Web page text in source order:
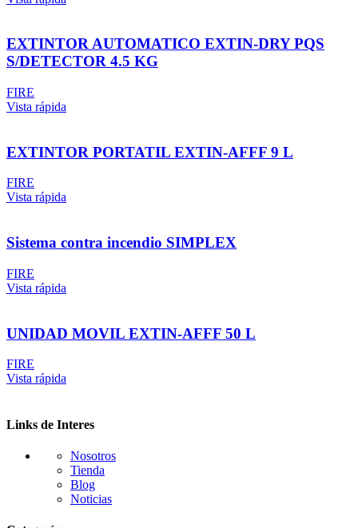
EXTINTOR AUTOMATICO EXTIN-DRY PQS
S/DETECTOR 4.5 KG
FIRE
Vista rápida
EXTINTOR PORTATIL EXTIN-AFFF 9 L
FIRE
Vista rápida
Sistema contra incendio SIMPLEX
FIRE
Vista rápida
UNIDAD MOVIL EXTIN-AFFF 50 L
FIRE
Vista rápida
Links de Interes
Nosotros
Tienda
Blog
Noticias